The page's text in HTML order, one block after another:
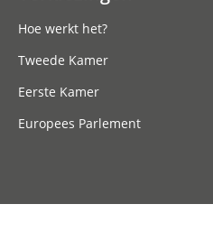
Hoe werkt het?
Tweede Kamer
Eerste Kamer
Europees Parlement